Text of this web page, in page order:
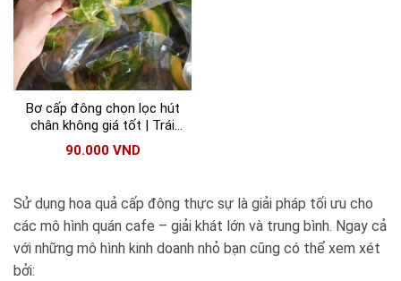
Bơ cấp đông chọn lọc hút
chân không giá tốt | Trái
cây đông lạnh đóng sẵn
tiện lợi
90.000 VND
Sử dụng hoa quả cấp đông thực sự là giải pháp tối ưu cho
các mô hình quán cafe – giải khát lớn và trung bình. Ngay cả
với những mô hình kinh doanh nhỏ bạn cũng có thể xem xét
bởi: